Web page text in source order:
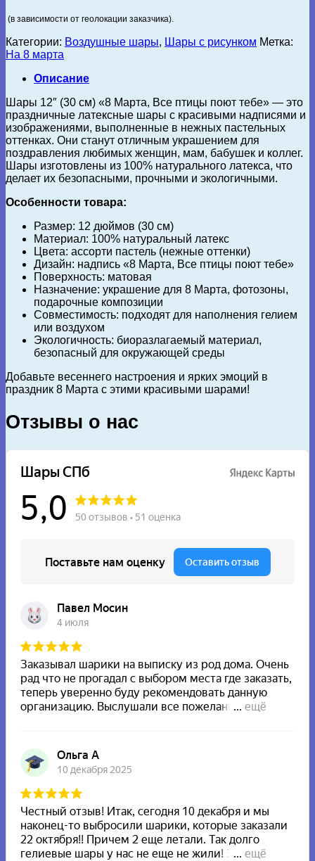
(в зависимости от геолокации заказчика).
Категории: Воздушные шары, Шары с рисунком Метка:
На 8 марта
Описание
Шары 12″ (30 см) «8 Марта, Все птицы поют тебе» — это
праздничные латексные шары с красивыми надписями и
изображениями, выполненные в нежных пастельных
оттенках. Они станут отличным украшением для
поздравления любимых женщин, мам, бабушек и коллег.
Шары изготовлены из 100% натурального латекса, что
делает их безопасными, прочными и экологичными.
Особенности товара:
Размер: 12 дюймов (30 см)
Материал: 100% натуральный латекс
Цвета: ассорти пастель (нежные оттенки)
Дизайн: надпись «8 Марта, Все птицы поют тебе»
Поверхность: матовая
Назначение: украшение для 8 Марта, фотозоны,
подарочные композиции
Совместимость: подходят для наполнения гелием
или воздухом
Экологичность: биоразлагаемый материал,
безопасный для окружающей среды
Добавьте весеннего настроения и ярких эмоций в
праздник 8 Марта с этими красивыми шарами!
Отзывы о нас